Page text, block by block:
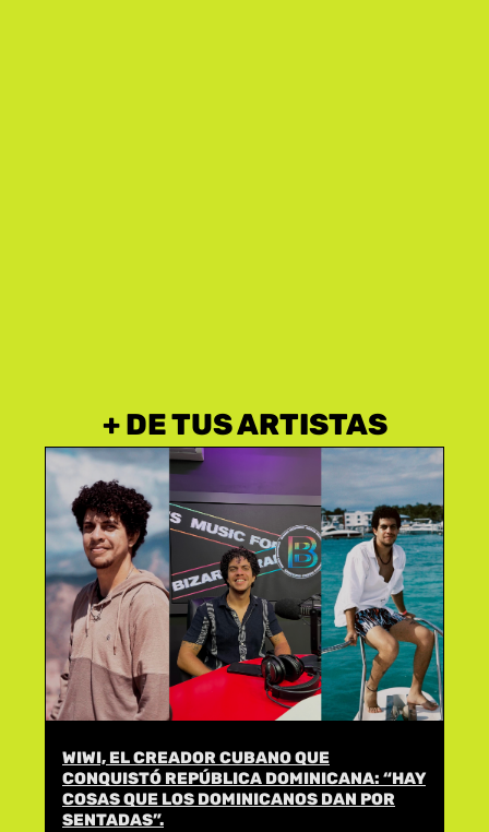
+ DE TUS ARTISTAS
WIWI, EL CREADOR CUBANO QUE
CONQUISTÓ REPÚBLICA DOMINICANA: “HAY
COSAS QUE LOS DOMINICANOS DAN POR
SENTADAS”.